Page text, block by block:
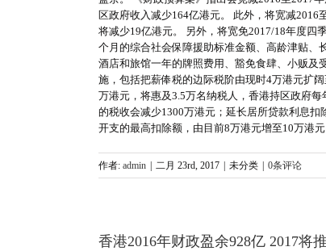
区政府收入减少164亿港元。 此外，将宽减
将减少19亿港元。 另外，将宽免2017/18年度四
个月的综合社会保障援助标准金额、高龄津贴、
酒店和旅馆一年的牌照费用、豁免食肆、小贩及
施，包括把薪俸税的边际税阶由现时4万港元扩
万港元，将惠及3.5万名纳税人，香港持区政府
的税收会减少1300万港元；延长居所贷款利息
开支的最高扣除额，由目前8万港元增至10万港
作者: admin 二月 23rd, 2017 未分类 0条评论
香港2016年财政盈余928亿 2017将